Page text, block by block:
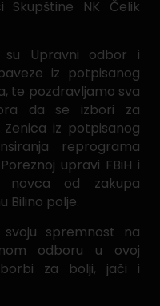
Skupštine NK Čelik
su Upravni odbor i
iz potpisanog
te pozdravljamo sva
da se izbori za
iz potpisanog
reprograma
upravi FBiH i
novca od zakupa
Bilino polje.
spremnost na
odboru u ovoj
za bolji, jači i